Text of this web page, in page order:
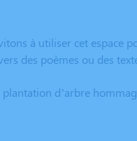
à utiliser cet espace
des poèmes ou des
plantation d’arbre